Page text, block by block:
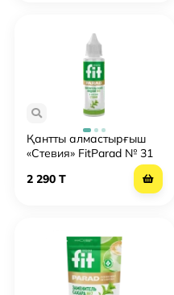
Қантты алмастырғыш
«Стевия» FitParad № 31
2 290 T